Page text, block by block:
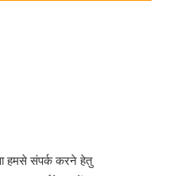
हमसे संपर्क करने हेतु